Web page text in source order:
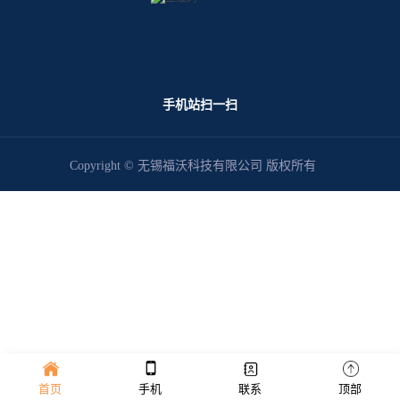
手机站扫一扫
Copyright © 无锡福沃科技有限公司 版权所有
首页 手机 联系 顶部